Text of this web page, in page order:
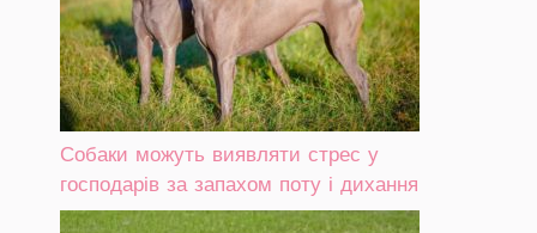
Собаки можуть виявляти стрес у
господарів за запахом поту і дихання